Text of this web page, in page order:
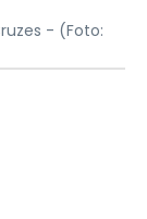
- (Foto: